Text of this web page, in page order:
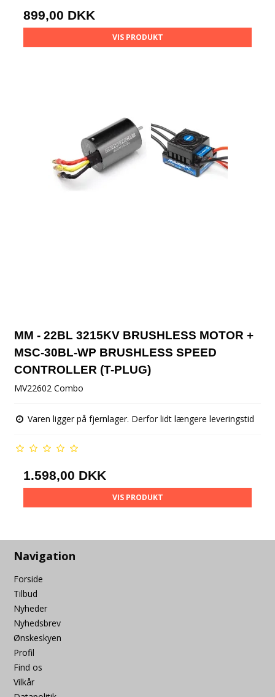
899,00 DKK
VIS PRODUKT
MM - 22BL 3215KV BRUSHLESS MOTOR +
MSC-30BL-WP BRUSHLESS SPEED
CONTROLLER (T-PLUG)
MV22602 Combo
Varen ligger på fjernlager. Derfor lidt længere leveringstid
1.598,00 DKK
VIS PRODUKT
Navigation
Forside
Tilbud
Nyheder
Nyhedsbrev
Ønskeskyen
Profil
Find os
Vilkår